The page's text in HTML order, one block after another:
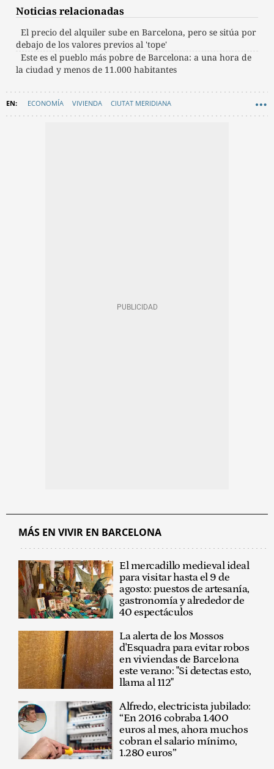
Noticias relacionadas
El precio del alquiler sube en Barcelona, pero se sitúa por
debajo de los valores previos al 'tope'
Este es el pueblo más pobre de Barcelona: a una hora de
la ciudad y menos de 11.000 habitantes
ECONOMÍA VIVIENDA CIUTAT MERIDIANA
MÁS EN VIVIR EN BARCELONA
El mercadillo medieval ideal
para visitar hasta el 9 de
agosto: puestos de artesanía,
gastronomía y alrededor de
40 espectáculos
La alerta de los Mossos
d'Esquadra para evitar robos
en viviendas de Barcelona
este verano: "Si detectas esto,
llama al 112"
Alfredo, electricista jubilado:
“En 2016 cobraba 1.400
euros al mes, ahora muchos
cobran el salario mínimo,
1.280 euros”